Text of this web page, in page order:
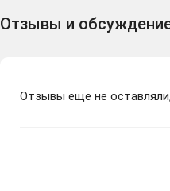
Отзывы и
Отзывы еще не